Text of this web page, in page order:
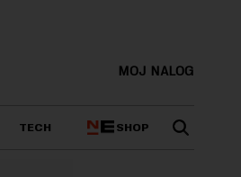
MOJ NALOG
TECH SHOP